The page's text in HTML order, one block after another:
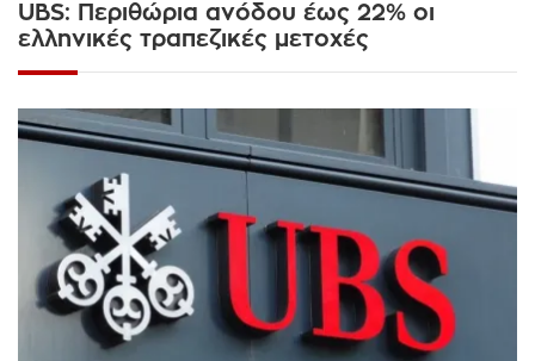
UBS: Περιθώρια ανόδου έως 22% οι
ελληνικές τραπεζικές μετοχές